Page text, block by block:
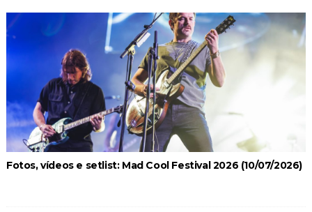
Fotos, vídeos e setlist: Mad Cool Festival 2026 (10/07/2026)